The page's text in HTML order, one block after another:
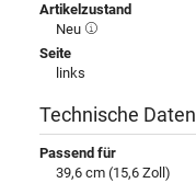
Artikelzustand
Neu
Seite
links
Technische Daten
Passend für
39,6 cm (15,6 Zoll)